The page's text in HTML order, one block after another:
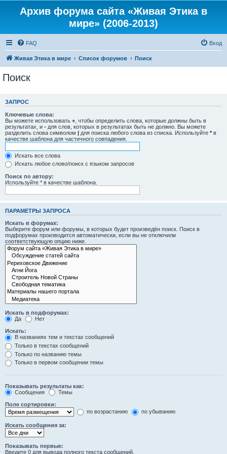
Архив форума сайта «Живая Этика в
мире» (2006-2013)
FAQ Вход
Живая Этика в мире Список форумов Поиск
Поиск
ЗАПРОС
Ключевые слова:
Вы можете использовать + , чтобы определить слова, которые должны быть в
результатах, и - для слов, которых в результатах быть не должно. Вы можете
разделить слова символом | для поиска любого слова из списка. Используйте * в
качестве шаблона для частичного совпадения.
Искать все слова
Искать любое слово/поиск с языком запросов
Поиск по автору:
Используйте * в качестве шаблона.
ПАРАМЕТРЫ ЗАПРОСА
Искать в форумах:
Выберите форум или форумы, в которых будет произведён поиск. Поиск в
подфорумах производится автоматически, если вы не отключили
соответствующую опцию ниже.
Искать в подфорумах:
Да
Нет
Искать:
В названиях тем и текстах сообщений
Только в текстах сообщений
Только по названию темы
Только в первом сообщении темы
Показывать результаты как:
Сообщения
Темы
Поле сортировки:
по возрастанию
по убыванию
Искать сообщения за:
Показывать первые:
Введите 0 для вывода полного текста сообщений.